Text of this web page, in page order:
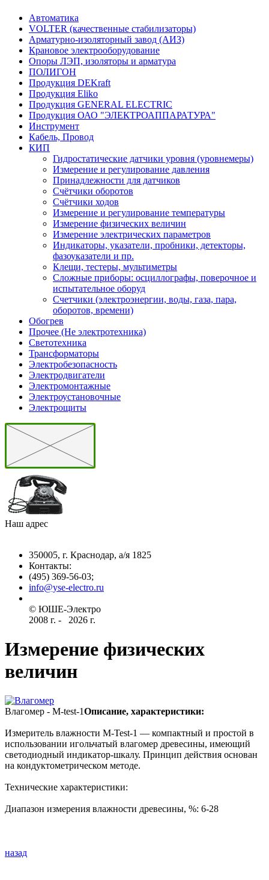
Автоматика
VOLTER (качественные стабилизаторы)
Арматурно-изоляторный завод (АИЗ)
Крановое электрооборудование
Опоры ЛЭП, изоляторы и арматура
ПОЛИГОН
Продукция DEKraft
Продукция Eliko
Продукция GENERAL ELECTRIC
Продукция ОАО "ЭЛЕКТРОАППАРАТУРА"
Инструмент
Кабель, Провод
КИП
Гидростатические датчики уровня (уровнемеры)
Измерение и регулирование давления
Принадлежности для датчиков
Счётчики оборотов
Счётчики ходов
Измерение и регулирование температуры
Измерение физических величин
Измерение электрических параметров
Индикаторы, указатели, пробники, детекторы,
фазоуказатели и пр.
Клещи, тестеры, мультиметры
Сложные приборы: осциллографы, поверочное и
испытательное оборуд
Счетчики (электроэнергии, воды, газа, пара,
оборотов, времени)
Обогрев
Прочее (Не электротехника)
Светотехника
Трансформаторы
Электробезопасность
Электродвигатели
Электромонтажные
Электроустановочные
Электрощиты
Наш адрес
350005, г. Краснодар, а/я 1825
Контакты: ­
(495) 369-56-03;
info@yse-electro.ru­
© ЮШЕ-Эл­ектро ­
2008 г­. - ­ ­­­­­
2026 г.
Измерение физических
величин
Влагомер - M-test-1Описание, характеристики:
Измеритель влажности M-Test-1 — компактный и простой в
использовании игольчатый влагомер древесины, имеющий
светодиодный индикатор-шкалу. Принцип действия основан
на кондуктометрическом методе.
Технические характеристики:
Диапазон измерения влажности древесины, %: 6-28
назад